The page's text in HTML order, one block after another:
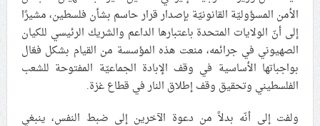
علماء البحرين: طلب الترخيص والإجازة من السلطة في
ممارسة الشعائر الحسينيّة هو في حقيقته محاربة لقضيّة
الإمام الحسين «ع»
لجنة مراسم الوداع والتشييع ومواراة الجثمان للإمام الشهيد
الأمن المسؤوليّة القانونيّة بإصدار قرار حاسم بشأن فلسطين، مشيرًا
إلى أنّ الولايات المتحدة باعتبارها الداعم والشريك الرئيسي للكيان
الصهيوني في جرائمه، منعت هذه المؤسسة من القيام بشكل فعّال
بواجباتها الأساسية في وقف الإبادة الجماعيّة المفتوحة للشعب
الفلسطيني وتحقيق وقف إطلاق النار في قطاع غزة.
ولفت إلى أنّه بدلاً من دعوة الآخرين إلى ضبط النفس، ينبغي